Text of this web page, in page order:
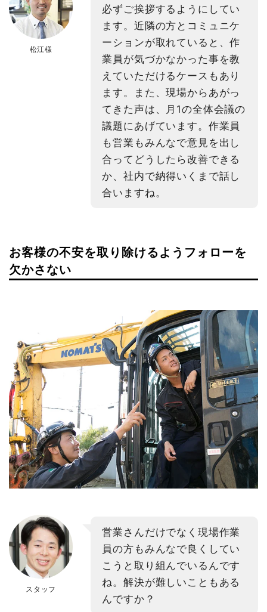
松江様
必ずご挨拶するようにしてい
ます。近隣の方とコミュニケ
ーションが取れていると、作
業員が気づかなかった事を教
えていただけるケースもあり
ます。また、現場からあがっ
てきた声は、月1の全体会議の
議題にあげています。作業員
も営業もみんなで意見を出し
合ってどうしたら改善できる
か、社内で納得いくまで話し
合いますね。
お客様の不安を取り除けるようフォローを
欠かさない
スタッフ
営業さんだけでなく現場作業
員の方もみんなで良くしてい
こうと取り組んでいるんです
ね。解決が難しいこともある
んですか？